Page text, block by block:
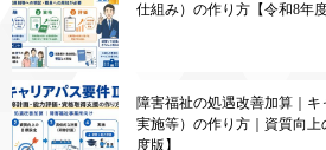
仕組み）の作り方【令和8年度
障害福祉の処遇改善加算｜
実施等）の作り方｜資質向
度版】